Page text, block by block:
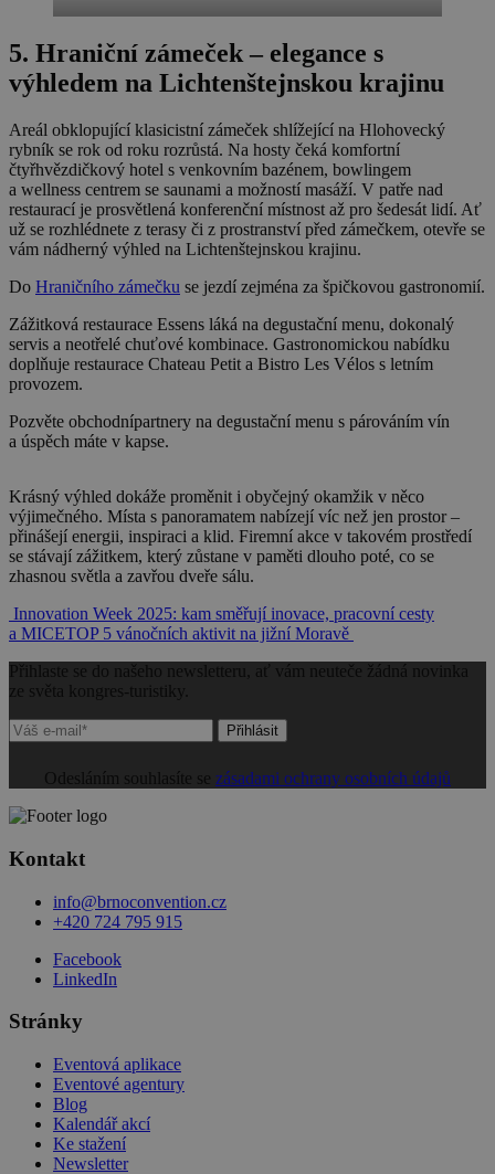
5. Hraniční zámeček – elegance s
výhledem na Lichtenštejnskou krajinu
Areál obklopující klasicistní zámeček shlížející na Hlohovecký
rybník se rok od roku rozrůstá. Na hosty čeká komfortní
čtyřhvězdičkový hotel s venkovním bazénem, bowlingem
a wellness centrem se saunami a možností masáží. V patře nad
restaurací je prosvětlená konferenční místnost až pro šedesát lidí. Ať
už se rozhlédnete z terasy či z prostranství před zámečkem, otevře se
vám nádherný výhled na Lichtenštejnskou krajinu.
Do Hraničního zámečku se jezdí zejména za špičkovou gastronomií.
Zážitková restaurace Essens láká na degustační menu, dokonalý
servis a neotřelé chuťové kombinace. Gastronomickou nabídku
doplňuje restaurace Chateau Petit a Bistro Les Vélos s letním
provozem.
Pozvěte obchodnípartnery na degustační menu s párováním vín
a úspěch máte v kapse.
Krásný výhled dokáže proměnit i obyčejný okamžik v něco
výjimečného. Místa s panoramatem nabízejí víc než jen prostor –
přinášejí energii, inspiraci a klid. Firemní akce v takovém prostředí
se stávají zážitkem, který zůstane v paměti dlouho poté, co se
zhasnou světla a zavřou dveře sálu.
Navigace
pro
příspěvek
Innovation Week 2025: kam směřují inovace, pracovní cesty
a MICETOP 5 vánočních aktivit na jižní Moravě
Přihlaste se do našeho newsletteru, ať vám neuteče žádná novinka
ze světa kongres-turistiky.
Přihlásit
Odesláním souhlasíte se zásadami ochrany osobních údajů
Kontakt
info@brnoconvention.cz
+420 724 795 915
Facebook
LinkedIn
Stránky
Eventová aplikace
Eventové agentury
Blog
Kalendář akcí
Ke stažení
Newsletter